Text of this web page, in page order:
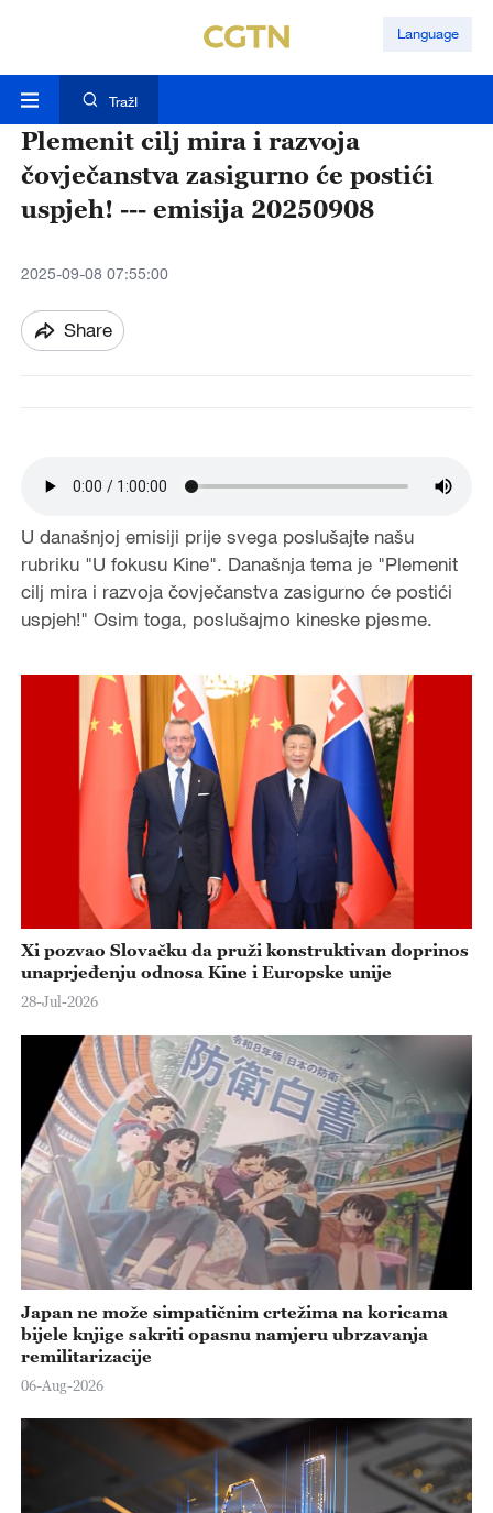
Language
TražI
Plemenit cilj mira i razvoja
čovječanstva zasigurno će postići
uspjeh! --- emisija 20250908
2025-09-08 07:55:00
Share
U današnjoj emisiji prije svega poslušajte našu
rubriku "U fokusu Kine". Današnja tema je "Plemenit
cilj mira i razvoja čovječanstva zasigurno će postići
uspjeh!" Osim toga, poslušajmo kineske pjesme.
Xi pozvao Slovačku da pruži konstruktivan doprinos
unaprjeđenju odnosa Kine i Europske unije
28-Jul-2026
Japan ne može simpatičnim crtežima na koricama
bijele knjige sakriti opasnu namjeru ubrzavanja
remilitarizacije
06-Aug-2026